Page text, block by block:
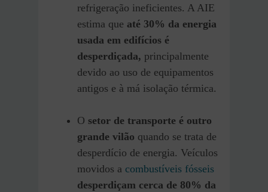
refrigeração ineficientes. A AIE
estima que até 30% da energia
usada em edifícios é
desperdiçada, principalmente
devido ao uso de equipamentos
antigos e à má isolação térmica.
O setor de transporte é outro
grande vilão quando se trata de
desperdício de energia. Veículos
movidos a combustíveis fósseis
desperdiçam cerca de 80% da